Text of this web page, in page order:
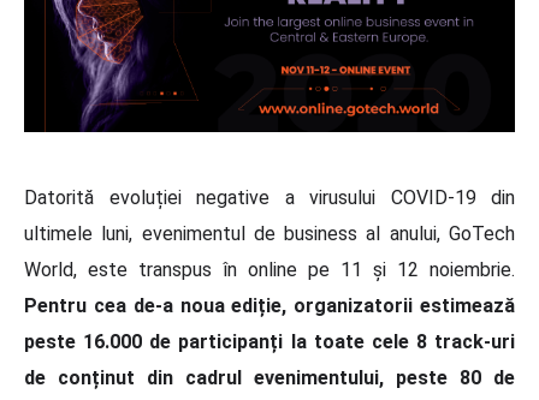
Datorită evoluției negative a virusului COVID-19 din
ultimele luni, evenimentul de business al anului, GoTech
World, este transpus în online pe 11 și 12 noiembrie.
Pentru cea de-a noua ediție, organizatorii estimează
peste 16.000 de participanți la toate cele 8 track-uri
de conținut din cadrul evenimentului, peste 80 de